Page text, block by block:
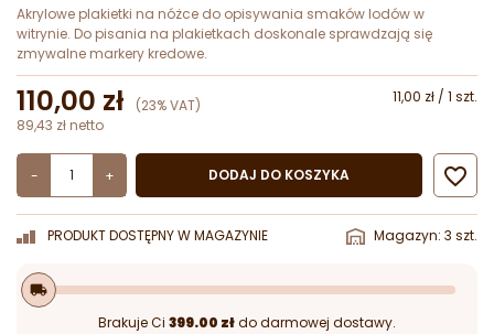
Akrylowe plakietki na nóżce do opisywania smaków lodów w
witrynie. Do pisania na plakietkach doskonale sprawdzają się
zmywalne markery kredowe.
110,00 zł (23% VAT)
11,00 zł / 1 szt.
89,43 zł netto
- + DODAJ DO KOSZYKA 
PRODUKT DOSTĘPNY W MAGAZYNIE Magazyn: 3 szt.
local_shipping
Brakuje Ci 399.00 złdo darmowej dostawy.